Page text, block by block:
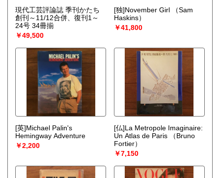
現代工芸評論誌 季刊かたち
創刊～11/12合併、復刊1～
24号 34冊揃
￥49,500
[独]November Girl
（Sam
Haskins）
￥41,800
[英]Michael Palin's
Hemingway Adventure
￥2,200
[仏]La Metropole Imaginaire:
Un Atlas de Paris
（Bruno
Fortier）
￥7,150